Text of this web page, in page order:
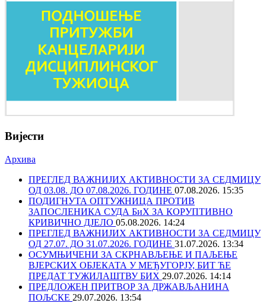
Вијести
Архива
ПРЕГЛЕД ВАЖНИЈИХ АКТИВНОСТИ ЗА СЕДМИЦУ
ОД 03.08. ДО 07.08.2026. ГОДИНЕ 07.08.2026. 15:35
ПОДИГНУТА ОПТУЖНИЦА ПРОТИВ
ЗАПОСЛЕНИКА СУДА БиХ ЗА КОРУПТИВНО
КРИВИЧНО ДЈЕЛО 05.08.2026. 14:24
ПРЕГЛЕД ВАЖНИЈИХ АКТИВНОСТИ ЗА СЕДМИЦУ
ОД 27.07. ДО 31.07.2026. ГОДИНЕ 31.07.2026. 13:34
ОСУМЊИЧЕНИ ЗА СКРНАВЉЕЊЕ И ПАЉЕЊЕ
ВЈЕРСКИХ ОБЈЕКАТА У МЕЂУГОРЈУ, БИТ ЋЕ
ПРЕДАТ ТУЖИЛАШТВУ БИХ 29.07.2026. 14:14
ПРЕДЛОЖЕН ПРИТВОР ЗА ДРЖАВЉАНИНА
ПОЉСКЕ 29.07.2026. 13:54